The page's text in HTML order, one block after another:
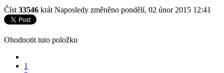
Číst 33546 krát Naposledy změněno pondělí, 02 únor 2015 12:41
Ohodnotit tuto položku
1